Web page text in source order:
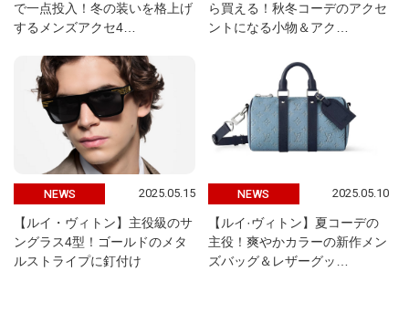
で一点投入！冬の装いを格上げ
するメンズアクセ4…
ら買える！秋冬コーデのアクセ
ントになる小物＆アク…
NEWS 2025.05.15
【ルイ・ヴィトン】主役級のサ
ングラス4型！ゴールドのメタ
ルストライプに釘付け
NEWS 2025.05.10
【ルイ·ヴィトン】夏コーデの
主役！爽やかカラーの新作メン
ズバッグ＆レザーグッ…